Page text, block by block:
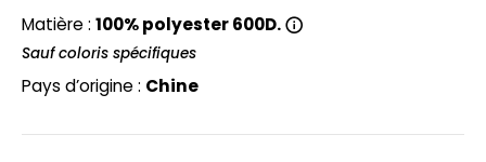
LABEL / TEAR AWAY
ROW
OF THE LOOM
OF THE LOOM VINTAGE
Matière : 100% polyester 600D.
Sauf coloris spécifiques
Pays d’origine : Chine